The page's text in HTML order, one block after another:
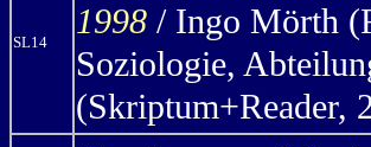
SL14
1998 / Ingo Mörth
Soziologie,
(Skriptum+Reader,